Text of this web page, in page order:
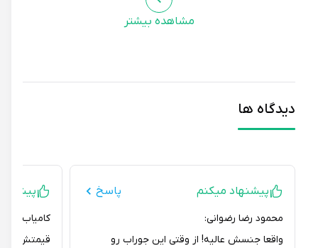
مشاهده بیشتر
دیدگاه ها
پیشنهاد میکنم پاسخ
محمود رضا رضوانی:
واقعا جنسش عالیه! از وقتی این جوراب رو
پیشنهاد
کامیاب شباب
قیمتش مناسب